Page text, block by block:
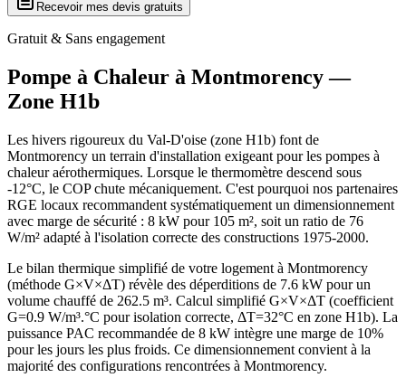
Recevoir mes devis gratuits
Gratuit & Sans engagement
Pompe à Chaleur à Montmorency—
Zone H1b
Les hivers rigoureux du Val-D'oise (zone H1b) font de
Montmorency un terrain d'installation exigeant pour les pompes à
chaleur aérothermiques. Lorsque le thermomètre descend sous
-12°C, le COP chute mécaniquement. C'est pourquoi nos partenaires
RGE locaux recommandent systématiquement un dimensionnement
avec marge de sécurité : 8 kW pour 105 m², soit un ratio de 76
W/m² adapté à l'isolation correcte des constructions 1975-2000.
Le bilan thermique simplifié de votre logement à Montmorency
(méthode G×V×ΔT) révèle des déperditions de 7.6 kW pour un
volume chauffé de 262.5 m³. Calcul simplifié G×V×ΔT (coefficient
G=0.9 W/m³.°C pour isolation correcte, ΔT=32°C en zone H1b). La
puissance PAC recommandée de 8 kW intègre une marge de 10%
pour les jours les plus froids. Ce dimensionnement convient à la
majorité des configurations rencontrées à Montmorency.